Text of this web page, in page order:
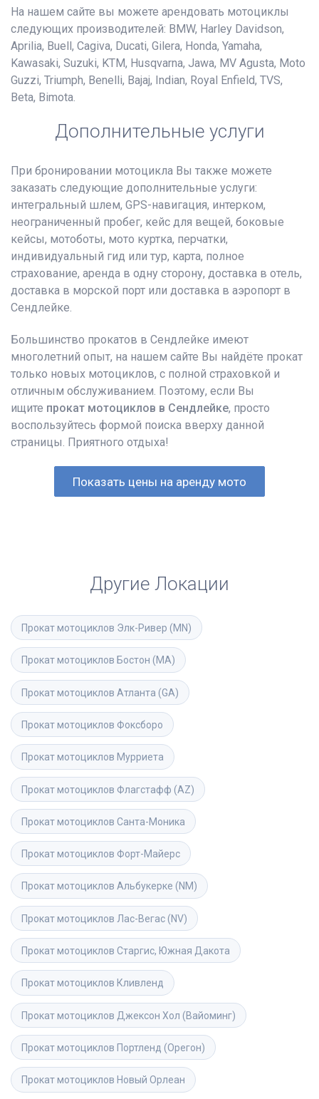
На нашем сайте вы можете арендовать мотоциклы
следующих производителей: BMW, Harley Davidson,
Aprilia, Buell, Cagiva, Ducati, Gilera, Honda, Yamaha,
Kawasaki, Suzuki, KTM, Husqvarna, Jawa, MV Agusta, Moto
Guzzi, Triumph, Benelli, Bajaj, Indian, Royal Enfield, TVS,
Beta, Bimota.
Дополнительные услуги
При бронировании мотоцикла Вы также можете
заказать следующие дополнительные услуги:
интегральный шлем, GPS-навигация, интерком,
неограниченный пробег, кейс для вещей, боковые
кейсы, мотоботы, мото куртка, перчатки,
индивидуальный гид или тур, карта, полное
страхование, аренда в одну сторону, доставка в отель,
доставка в морской порт или доставка в аэропорт в
Сендлейке.
Большинство прокатов в Сендлейке имеют
многолетний опыт, на нашем сайте Вы найдёте прокат
только новых мотоциклов, с полной страховкой и
отличным обслуживанием. Поэтому, если Вы
ищите прокат мотоциклов в Сендлейке, просто
воспользуйтесь формой поиска вверху данной
страницы. Приятного отдыха!
Показать цены на аренду мото
Другие Локации
Прокат мотоциклов Элк-Ривер (MN)
Прокат мотоциклов Бостон (MA)
Прокат мотоциклов Атланта (GA)
Прокат мотоциклов Фоксборо
Прокат мотоциклов Мурриета
Прокат мотоциклов Флагстафф (AZ)
Прокат мотоциклов Санта-Моника
Прокат мотоциклов Форт-Майерс
Прокат мотоциклов Альбукерке (NM)
Прокат мотоциклов Лас-Вегас (NV)
Прокат мотоциклов Старгис, Южная Дакота
Прокат мотоциклов Кливленд
Прокат мотоциклов Джексон Хол (Вайоминг)
Прокат мотоциклов Портленд (Орегон)
Прокат мотоциклов Новый Орлеан